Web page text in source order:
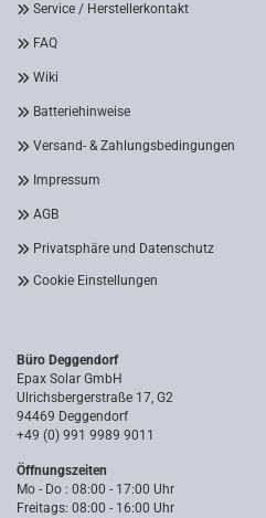
Service / Herstellerkontakt
FAQ
Wiki
Batteriehinweise
Versand- & Zahlungsbedingungen
Impressum
AGB
Privatsphäre und Datenschutz
Cookie Einstellungen
Büro Deggendorf
Epax Solar GmbH
Ulrichsbergerstraße 17, G2
94469 Deggendorf
+49 (0) 991 9989 9011
Öffnungszeiten
Mo - Do : 08:00 - 17:00 Uhr
Freitags: 08:00 - 16:00 Uhr